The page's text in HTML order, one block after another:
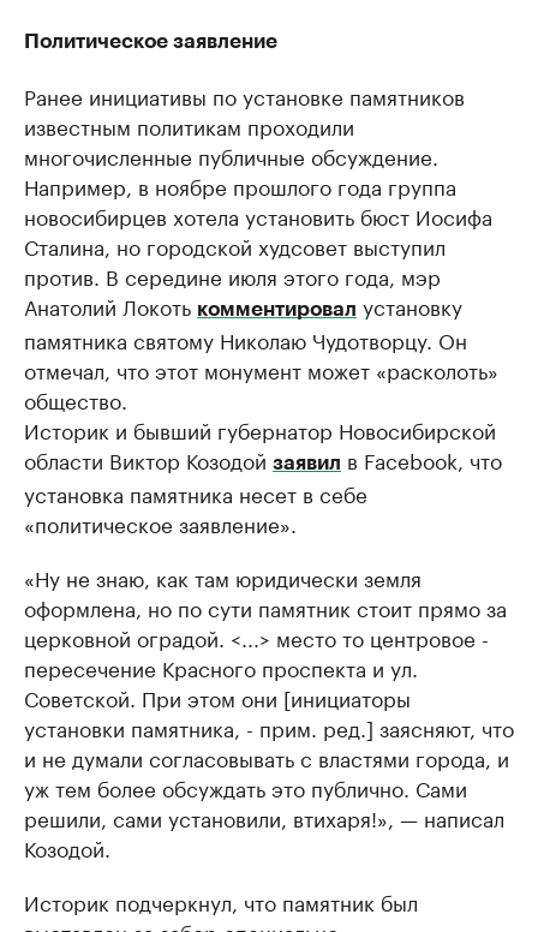
Политическое заявление
Ранее инициативы по установке памятников
известным политикам проходили
многочисленные публичные обсуждение.
Например, в ноябре прошлого года группа
новосибирцев хотела установить бюст Иосифа
Сталина, но городской худсовет выступил
против. В середине июля этого года, мэр
Анатолий Локоть комментировал установку
памятника святому Николаю Чудотворцу. Он
отмечал, что этот монумент может «расколоть»
общество.
Историк и бывший губернатор Новосибирской
области Виктор Козодой заявил в Facebook, что
установка памятника несет в себе
«политическое заявление».
«Ну не знаю, как там юридически земля
оформлена, но по сути памятник стоит прямо за
церковной оградой. <...> место то центровое -
пересечение Красного проспекта и ул.
Советской. При этом они [инициаторы
установки памятника, - прим. ред.] заясняют, что
и не думали согласовывать с властями города, и
уж тем более обсуждать это публично. Сами
решили, сами установили, втихаря!», — написал
Козодой.
Историк подчеркнул, что памятник был